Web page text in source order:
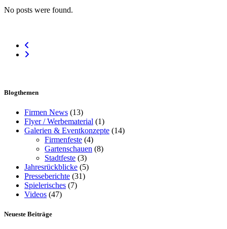
No posts were found.
Blogthemen
Firmen News (13)
Flyer / Werbematerial (1)
Galerien & Eventkonzepte (14)
Firmenfeste (4)
Gartenschauen (8)
Stadtfeste (3)
Jahresrückblicke (5)
Presseberichte (31)
Spielerisches (7)
Videos (47)
Neueste Beiträge